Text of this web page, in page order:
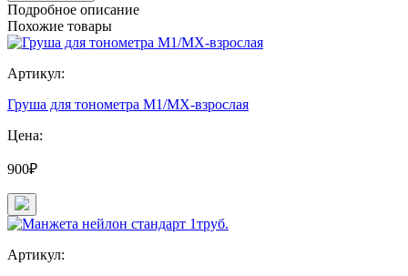
Подробное описание
Похожие товары
Артикул:
Груша для тонометра М1/МХ-взрослая
Цена:
900₽
Артикул: